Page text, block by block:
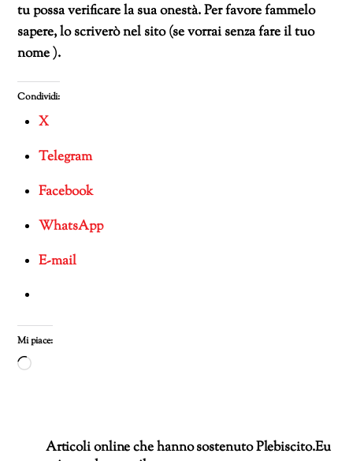
tu possa verificare la sua onestà. Per favore fammelo
sapere, lo scriverò nel sito (se vorrai senza fare il tuo
nome ).
Condividi:
X
Telegram
Facebook
WhatsApp
E-mail
Mi piace:
Caricamento
Articoli online che hanno sostenuto Plebiscito.Eu